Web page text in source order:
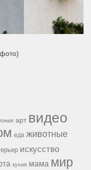
арт видео
еда животные
искусство
кухня мама мир